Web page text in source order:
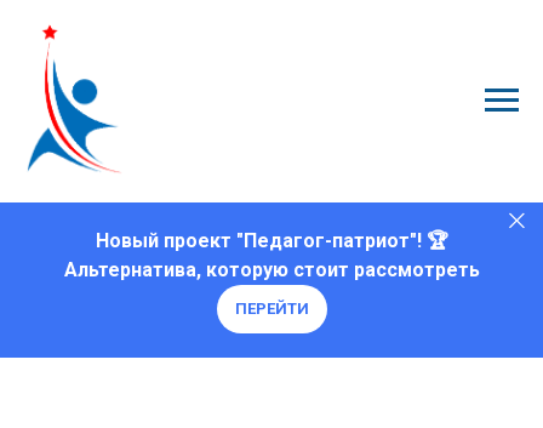
Новый проект "Педагог-патриот"! 🏆
Альтернатива, которую стоит рассмотреть
ПЕРЕЙТИ